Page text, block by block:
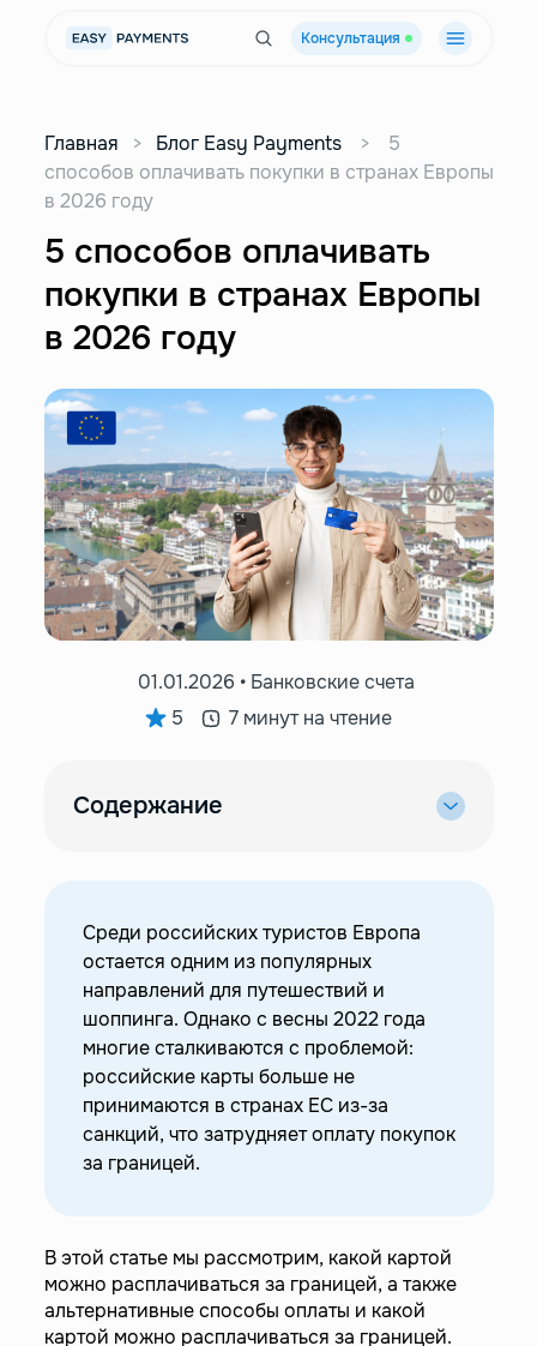
Консультация
Главная > Блог Easy Payments >
5
способов оплачивать покупки в странах Европы
в 2026 году
5 способов оплачивать
покупки в странах Европы
в 2026 году
01.01.2026 • Банковские счета
5
7 минут на чтение
Содержание
—Доступные способы оплаты покупок в Европе
Оплата наличными
— Карты UnionPay
—Иностранная карта
—Криптовалюта
—Иностранная карта — лучшее платежное
средство в поездках
Среди российских туристов Европа
остается одним из популярных
направлений для путешествий и
шоппинга. Однако с весны 2022 года
многие сталкиваются с проблемой:
российские карты больше не
принимаются в странах ЕС из-за
санкций, что затрудняет оплату покупок
за границей.
В этой статье мы рассмотрим, какой картой
можно расплачиваться за границей, а также
альтернативные способы оплаты и какой
картой можно расплачиваться за границей.